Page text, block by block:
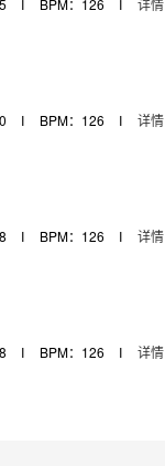
I BPM：126 I 详情
I BPM：126 I 详情
I BPM：126 I 详情
I BPM：126 I 详情